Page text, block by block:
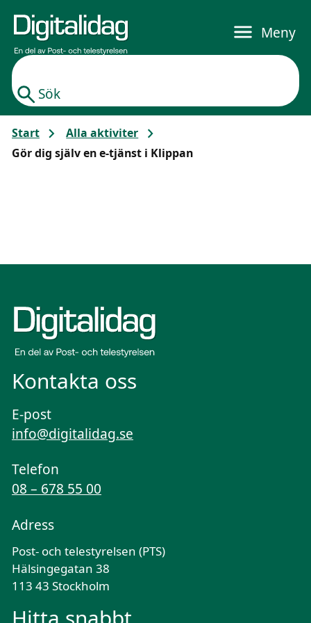
Sök
Meny
Start
Alla aktiviter
Gör dig själv en e-tjänst i Klippan
Kontakta oss
E-post
info@digitalidag.se
Telefon
08 – 678 55 00
Adress
Post- och telestyrelsen (PTS)
Hälsingegatan 38
113 43 Stockholm